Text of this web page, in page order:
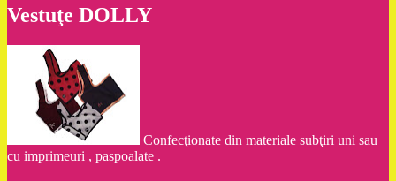
Vestuţe DOLLY
Confecţionate din materiale subţiri uni sau
cu imprimeuri , paspoalate .